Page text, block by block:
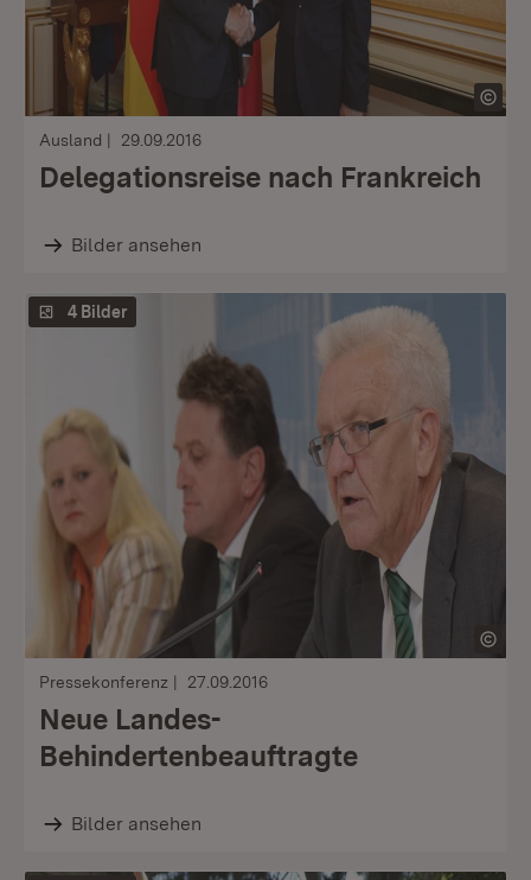
Ausland 29.09.2016
Delegationsreise nach Frankreich
Bilder ansehen
4 Bilder
Pressekonferenz 27.09.2016
Neue Landes-
Behindertenbeauftragte
Bilder ansehen